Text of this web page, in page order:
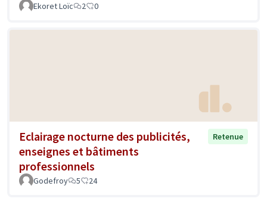
Ekoret Loïc 2 0
Eclairage nocturne des publicités,
enseignes et bâtiments
professionnels
Retenue
Godefroy 5 24